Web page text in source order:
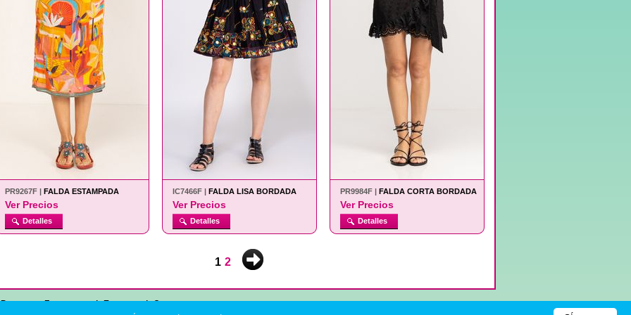
PR9267F | FALDA ESTAMPADA
Ver Precios
Detalles
IC7466F | FALDA LISA BORDADA
Ver Precios
Detalles
PR9984F | FALDA CORTA BORDADA
Ver Precios
Detalles
1 2
Preguntas Frecuentes | Empresa | Contacto